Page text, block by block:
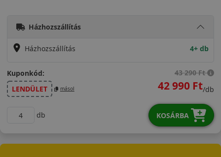
Házhozszállítás
Házhozszállítás 4+ db
Kuponkód:
LENDÜLET
másol
43 290 Ft
42 990 Ft/db
db KOSÁRBA